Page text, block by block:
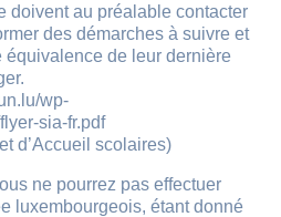
doivent au préalable contacter
des démarches à suivre et
équivalence de leur dernière
wp-
sia-fr.pdf
d’Accueil scolaires)
ne pourrez pas effectuer
luxembourgeois, étant donné